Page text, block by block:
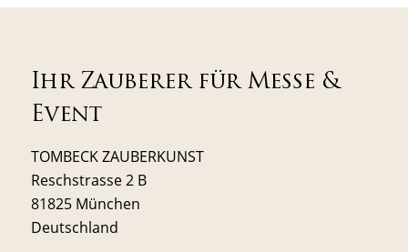
Ihr Zauberer für Messe &
Event
TOMBECK ZAUBERKUNST
Reschstrasse 2 B
81825 München
Deutschland